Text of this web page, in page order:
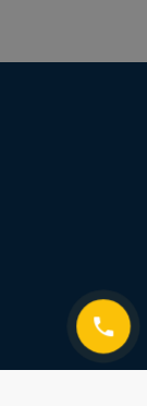
phone